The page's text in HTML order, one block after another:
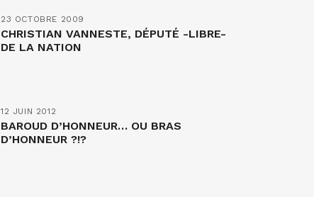
23 OCTOBRE 2009
CHRISTIAN VANNESTE, DÉPUTÉ -LIBRE-
DE LA NATION
12 JUIN 2012
BAROUD D’HONNEUR… OU BRAS
D’HONNEUR ?!?